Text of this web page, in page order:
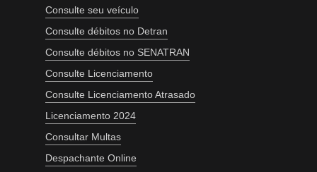
Consulte seu veículo
Consulte débitos no Detran
Consulte débitos no SENATRAN
Consulte Licenciamento
Consulte Licenciamento Atrasado
Licenciamento 2024
Consultar Multas
Despachante Online